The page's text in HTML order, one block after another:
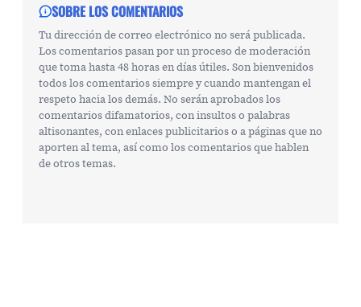
SOBRE LOS COMENTARIOS
Tu dirección de correo electrónico no será publicada.
Los comentarios pasan por un proceso de moderación
que toma hasta 48 horas en días útiles. Son bienvenidos
todos los comentarios siempre y cuando mantengan el
respeto hacia los demás. No serán aprobados los
comentarios difamatorios, con insultos o palabras
altisonantes, con enlaces publicitarios o a páginas que no
aporten al tema, así como los comentarios que hablen
de otros temas.